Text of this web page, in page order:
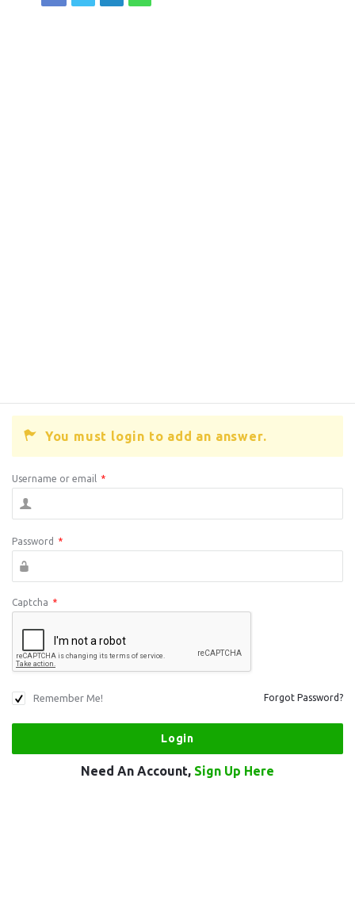
You must login to add an answer.
Username or email *
Password *
Captcha *
Remember Me! Forgot Password?
Need An Account, Sign Up Here